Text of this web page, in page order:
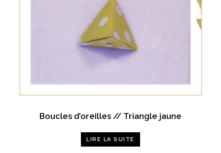
Boucles d’oreilles // Triangle jaune
LIRE LA SUITE